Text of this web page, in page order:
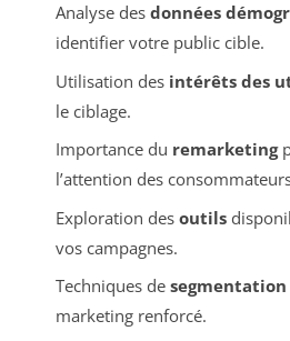
Analyse des données
identifier votre public cible.
Utilisation des intérêts des
le ciblage.
Importance du remarketing
l’attention des
Exploration des outils
vos campagnes.
Techniques de segmentation
marketing renforcé.